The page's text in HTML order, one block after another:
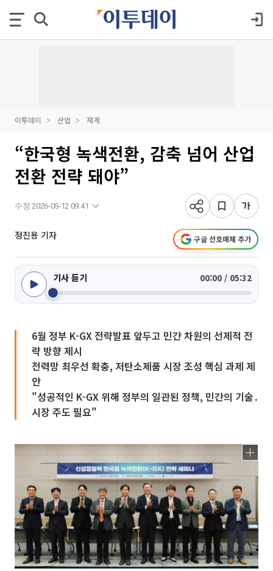
이투데이 산업 재계
“한국형 녹색전환, 감축 넘어 산업
전환 전략 돼야”
수정 2026-05-12 09:41
정진용 기자 구글 선호매체 추가
기사 듣기 00:00 / 05:32
6월 정부 K-GX 전략발표 앞두고 민간 차원의 선제적 전
략 방향 제시
전력망 최우선 확충, 저탄소제품 시장 조성 핵심 과제 제
안
"성공적인 K-GX 위해 정부의 일관된 정책, 민간의 기술․
시장 주도 필요"